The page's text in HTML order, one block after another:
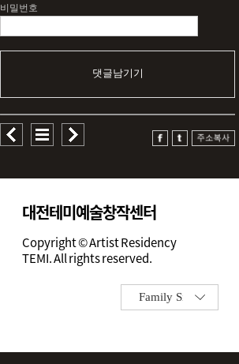
비밀번호
댓글남기기
대전테미예술창작센터
Copyright © Artist Residency
TEMI. All rights reserved.